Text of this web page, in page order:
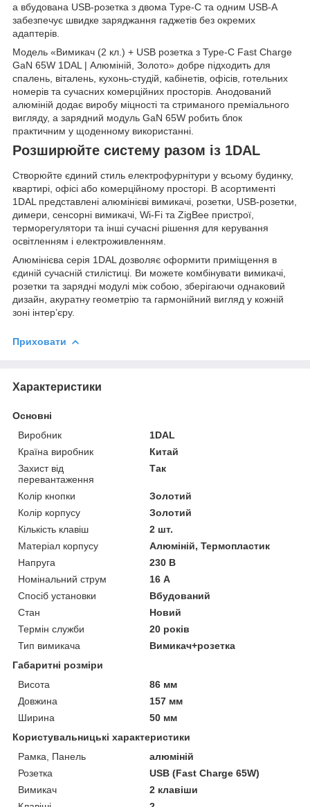
а вбудована USB-розетка з двома Type-C та одним USB-A
забезпечує швидке заряджання гаджетів без окремих
адаптерів.
Модель «Вимикач (2 кл.) + USB розетка з Type-C Fast Charge
GaN 65W 1DAL | Алюміній, Золото» добре підходить для
спалень, віталень, кухонь-студій, кабінетів, офісів, готельних
номерів та сучасних комерційних просторів. Анодований
алюміній додає виробу міцності та стриманого преміального
вигляду, а зарядний модуль GaN 65W робить блок
практичним у щоденному використанні.
Розширюйте систему разом із 1DAL
Створюйте єдиний стиль електрофурнітури у всьому будинку,
квартирі, офісі або комерційному просторі. В асортименті
1DAL представлені алюмінієві вимикачі, розетки, USB-розетки,
димери, сенсорні вимикачі, Wi-Fi та ZigBee пристрої,
терморегулятори та інші сучасні рішення для керування
освітленням і електроживленням.
Алюмінієва серія 1DAL дозволяє оформити приміщення в
єдиній сучасній стилістиці. Ви можете комбінувати вимикачі,
розетки та зарядні модулі між собою, зберігаючи однаковий
дизайн, акуратну геометрію та гармонійний вигляд у кожній
зоні інтер’єру.
Приховати
Характеристики
Основні
Виробник
1DAL
Країна виробник
Китай
Захист від
перевантаження
Так
Колір кнопки
Золотий
Колір корпусу
Золотий
Кількість клавіш
2 шт.
Матеріал корпусу
Алюміній, Термопластик
Напруга
230 В
Номінальний струм
16 А
Спосіб установки
Вбудований
Стан
Новий
Термін служби
20 років
Тип вимикача
Вимикач+розетка
Габаритні розміри
Висота
86 мм
Довжина
157 мм
Ширина
50 мм
Користувальницькі характеристики
Рамка, Панель
алюміній
Розетка
USB (Fast Charge 65W)
Вимикач
2 клавіши